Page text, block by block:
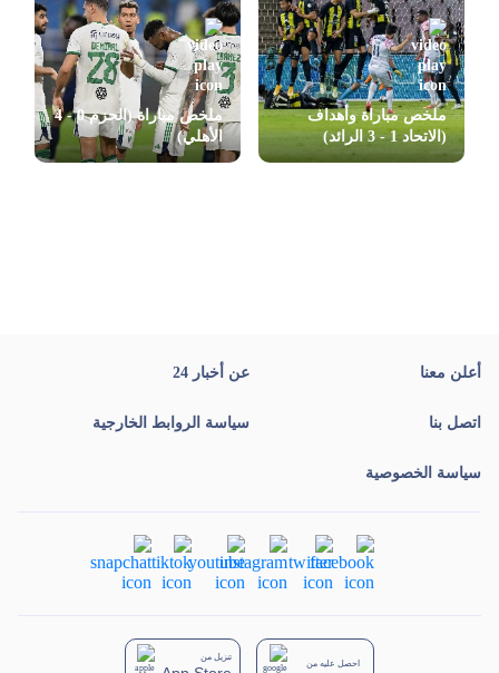
ملخص مباراة وأهداف
(الاتحاد 1 - 3 الرائد)
ملخص مباراة (الحزم 0 - 4
الأهلي)
أعلن معنا عن أخبار 24
اتصل بنا سياسة الروابط الخارجية
سياسة الخصوصية
تنزيل من
احصل عليه من